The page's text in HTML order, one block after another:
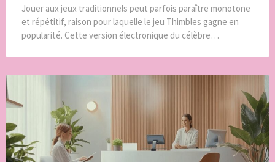
Jouer aux jeux traditionnels peut parfois paraître monotone
et répétitif, raison pour laquelle le jeu Thimbles gagne en
popularité. Cette version électronique du célèbre…